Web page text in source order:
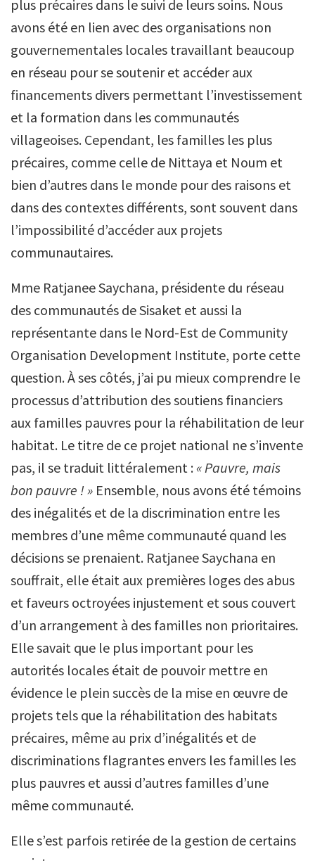
plus précaires dans le suivi de leurs soins. Nous
avons été en lien avec des organisations non
gouvernementales locales travaillant beaucoup
en réseau pour se soutenir et accéder aux
financements divers permettant l’investissement
et la formation dans les communautés
villageoises. Cependant, les familles les plus
précaires, comme celle de Nittaya et Noum et
bien d’autres dans le monde pour des raisons et
dans des contextes différents, sont souvent dans
l’impossibilité d’accéder aux projets
communautaires.
Mme Ratjanee Saychana, présidente du réseau
des communautés de Sisaket et aussi la
représentante dans le Nord-Est de Community
Organisation Development Institute, porte cette
question. À ses côtés, j’ai pu mieux comprendre le
processus d’attribution des soutiens financiers
aux familles pauvres pour la réhabilitation de leur
habitat. Le titre de ce projet national ne s’invente
pas, il se traduit littéralement : « Pauvre, mais
bon pauvre ! » Ensemble, nous avons été témoins
des inégalités et de la discrimination entre les
membres d’une même communauté quand les
décisions se prenaient. Ratjanee Saychana en
souffrait, elle était aux premières loges des abus
et faveurs octroyées injustement et sous couvert
d’un arrangement à des familles non prioritaires.
Elle savait que le plus important pour les
autorités locales était de pouvoir mettre en
évidence le plein succès de la mise en œuvre de
projets tels que la réhabilitation des habitats
précaires, même au prix d’inégalités et de
discriminations flagrantes envers les familles les
plus pauvres et aussi d’autres familles d’une
même communauté.
Elle s’est parfois retirée de la gestion de certains